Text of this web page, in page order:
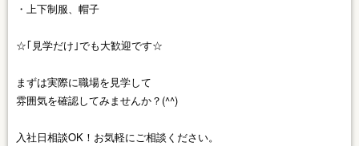
・上下制服、帽子
☆｢見学だけ｣でも大歓迎です☆
まずは実際に職場を見学して
雰囲気を確認してみませんか？(^^)
入社日相談OK！お気軽にご相談ください。